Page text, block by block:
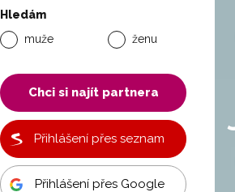
Hledám
muže
ženu
Chci si najít partnera
Přihlášení přes seznam
Přihlášení přes Google